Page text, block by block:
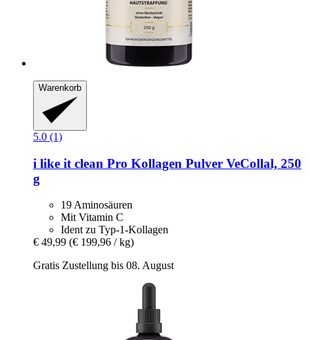
Warenkorb
5.0 (1)
i like it clean Pro Kollagen Pulver VeCollal, 250
g
19 Aminosäuren
Mit Vitamin C
Ident zu Typ-1-Kollagen
€ 49,99 (€ 199,96 / kg)
Gratis Zustellung bis 08. August